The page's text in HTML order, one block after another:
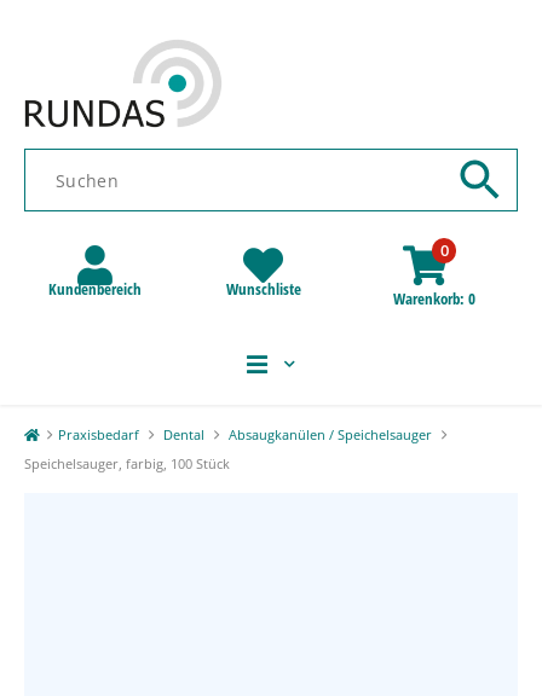
Kundenbereich Wunschliste
0
Warenkorb 0
Praxisbedarf Dental
Absaugkanülen / Speichelsauger
Speichelsauger, farbig, 100 Stück